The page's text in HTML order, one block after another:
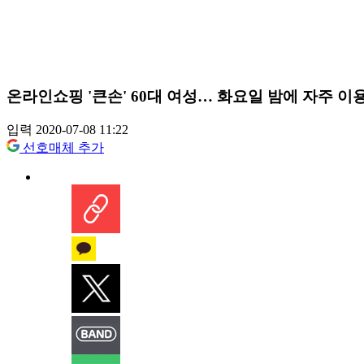
온라인쇼핑 '큰손' 60대 여성… 화요일 밤에 자주 이
입력 2020-07-08 11:22
선호매체 추가